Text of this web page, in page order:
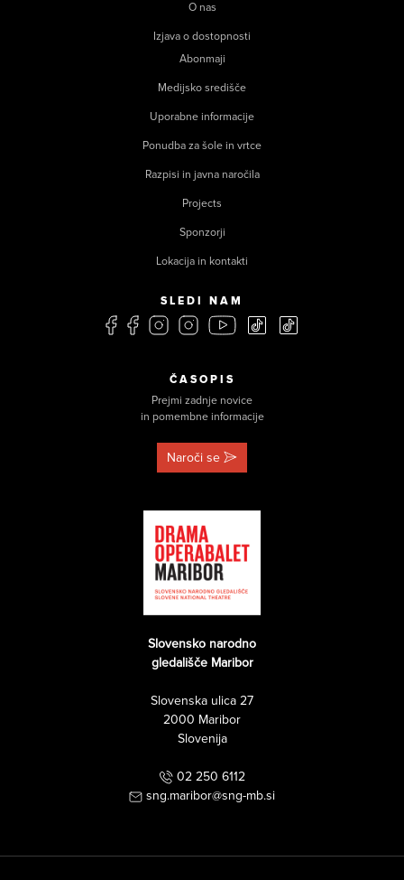
O nas
Izjava o dostopnosti
Abonmaji
Medijsko središče
Uporabne informacije
Ponudba za šole in vrtce
Razpisi in javna naročila
Projects
Sponzorji
Lokacija in kontakti
SLEDI NAM
ČASOPIS
Prejmi zadnje novice
in pomembne informacije
Naroči se
Slovensko narodno
gledališče Maribor
Slovenska ulica 27
2000 Maribor
Slovenija
02 250 6112
sng.maribor@sng-mb.si